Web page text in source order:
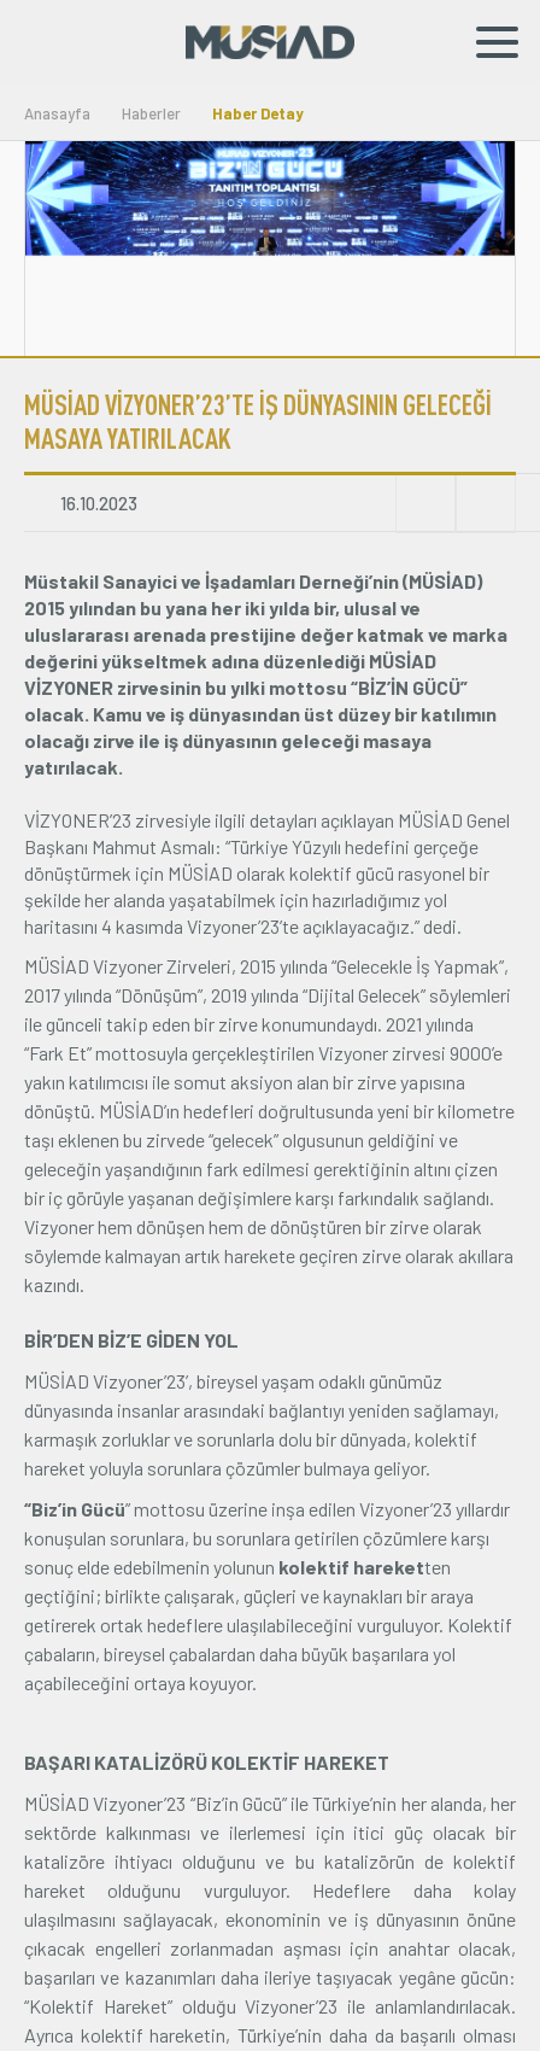
Kurumsal
Markalar
Yayınlar
Sosyal Sorumluluk
Bilgi Merkezi
Üyelik
E-İşlemler
İletişim Hakkımızda Galeri
Anasayfa Haberler Haber Detay
MÜSİAD VİZYONER’23’TE İŞ DÜNYASININ GELECEĞİ
MASAYA YATIRILACAK
16.10.2023
Müstakil Sanayici ve İşadamları Derneği’nin (MÜSİAD)
2015 yılından bu yana her iki yılda bir, ulusal ve
uluslararası arenada prestijine değer katmak ve marka
değerini yükseltmek adına düzenlediği MÜSİAD
VİZYONER zirvesinin bu yılki mottosu “BİZ’İN GÜCÜ”
olacak. Kamu ve iş dünyasından üst düzey bir katılımın
olacağı zirve ile iş dünyasının geleceği masaya
yatırılacak.
VİZYONER’23 zirvesiyle ilgili detayları açıklayan MÜSİAD Genel
Başkanı Mahmut Asmalı: “Türkiye Yüzyılı hedefini gerçeğe
dönüştürmek için MÜSİAD olarak kolektif gücü rasyonel bir
şekilde her alanda yaşatabilmek için hazırladığımız yol
haritasını 4 kasımda Vizyoner’23’te açıklayacağız.” dedi.
MÜSİAD Vizyoner Zirveleri, 2015 yılında “Gelecekle İş Yapmak”,
2017 yılında “Dönüşüm”, 2019 yılında “Dijital Gelecek” söylemleri
ile günceli takip eden bir zirve konumundaydı. 2021 yılında
“Fark Et” mottosuyla gerçekleştirilen Vizyoner zirvesi 9000’e
yakın katılımcısı ile somut aksiyon alan bir zirve yapısına
dönüştü. MÜSİAD’ın hedefleri doğrultusunda yeni bir kilometre
taşı eklenen bu zirvede “gelecek” olgusunun geldiğini ve
geleceğin yaşandığının fark edilmesi gerektiğinin altını çizen
bir iç görüyle yaşanan değişimlere karşı farkındalık sağlandı.
Vizyoner hem dönüşen hem de dönüştüren bir zirve olarak
söylemde kalmayan artık harekete geçiren zirve olarak akıllara
kazındı.
BİR’DEN BİZ’E GİDEN YOL
MÜSİAD Vizyoner’23’, bireysel yaşam odaklı günümüz
dünyasında insanlar arasındaki bağlantıyı yeniden sağlamayı,
karmaşık zorluklar ve sorunlarla dolu bir dünyada, kolektif
hareket yoluyla sorunlara çözümler bulmaya geliyor.
“Biz’in Gücü” mottosu üzerine inşa edilen Vizyoner’23 yıllardır
konuşulan sorunlara, bu sorunlara getirilen çözümlere karşı
sonuç elde edebilmenin yolunun kolektif hareketten
geçtiğini; birlikte çalışarak, güçleri ve kaynakları bir araya
getirerek ortak hedeflere ulaşılabileceğini vurguluyor. Kolektif
çabaların, bireysel çabalardan daha büyük başarılara yol
açabileceğini ortaya koyuyor.
BAŞARI KATALİZÖRÜ KOLEKTİF HAREKET
MÜSİAD Vizyoner’23 “Biz’in Gücü” ile Türkiye’nin her alanda, her
sektörde kalkınması ve ilerlemesi için itici güç olacak bir
katalizöre ihtiyacı olduğunu ve bu katalizörün de kolektif
hareket olduğunu vurguluyor. Hedeflere daha kolay
ulaşılmasını sağlayacak, ekonominin ve iş dünyasının önüne
çıkacak engelleri zorlanmadan aşması için anahtar olacak,
başarıları ve kazanımları daha ileriye taşıyacak yegâne gücün:
“Kolektif Hareket” olduğu Vizyoner’23 ile anlamlandırılacak.
Ayrıca kolektif hareketin, Türkiye’nin daha da başarılı olması